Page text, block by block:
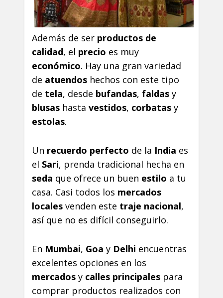
Además de ser productos de
calidad, el precio es muy
económico. Hay una gran variedad
de atuendos hechos con este tipo
de tela, desde bufandas, faldas y
blusas hasta vestidos, corbatas y
estolas.
Un recuerdo perfecto de la India es
el Sari, prenda tradicional hecha en
seda que ofrece un buen estilo a tu
casa. Casi todos los mercados
locales venden este traje nacional,
así que no es difícil conseguirlo.
En Mumbai, Goa y Delhi encuentras
excelentes opciones en los
mercados y calles principales para
comprar productos realizados con